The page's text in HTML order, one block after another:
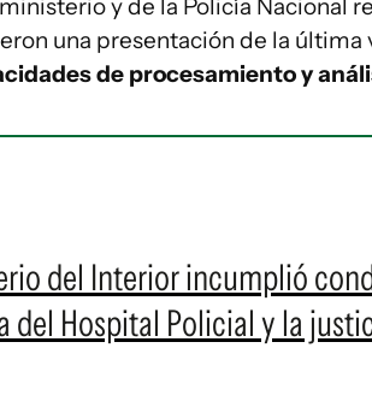
y de la Policía Nacional
una presentación de la última
de procesamiento y
del Interior incumplió
Hospital Policial y la